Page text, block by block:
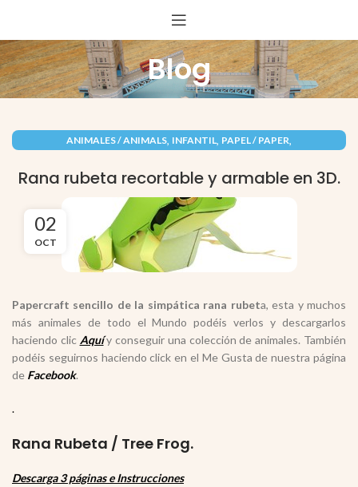
Blog
ANIMALES / ANIMALS, INFANTIL, PAPEL / PAPER,
Rana rubeta recortable y armable en 3D.
02
OCT
Papercraft sencillo de la simpática rana rubeta, esta y muchos
más animales de todo el Mundo podéis verlos y descargarlos
haciendo clic Aquíy conseguir una colección de animales. También
podéis seguirnos haciendo click en el Me Gusta de nuestra página
de Facebook.
.
Rana Rubeta / Tree Frog.
Descarga 3 páginas e Instrucciones